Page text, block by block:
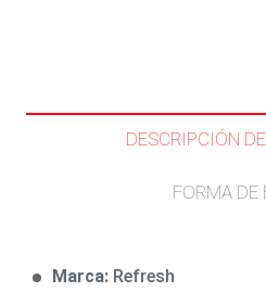
DESCRIPCIÓN
FORMA DE
Marca: Refresh